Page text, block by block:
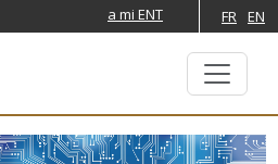
PRINCIPAL
a mi ENT FR EN